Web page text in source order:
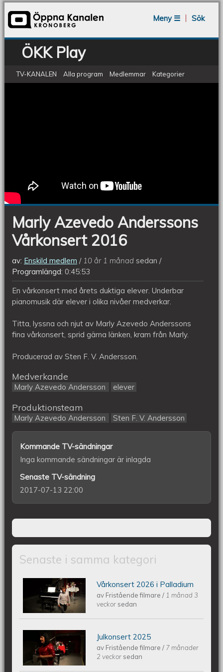
Meny ☰
Sök
ÖKK Play
TV-KANALEN Alla program Medlemmar Kategorier
Marly Azevedo Anderssons
Vårkonsert 2016
av: Enskild medlem 10 år 1 månad sedan
Programlängd: 0:45:53
En vårkonsert med årets duktiga elever. Underbar
pianomusik där elever i olika nivåer medverkar.
Titta, lyssna och njut av Marly Azevedo Anderssons
fina vårkonsert, sprid gärna länken, kram från Marly.
Producerad av Sten F. V. Andersson.
Medverkande
Marly Azevedo Andersson elever
Produktionsteam
Marly Azevedo Andersson Sten F. V. Andersson
Kommande TV-sändningar
Inga kommande sändningar är inlagda
Senaste TV-sändning
2017-07-13 22:00
Senaste i samma kategori
Piano Marly Azevedo Andersson
Vårkonsert PALLADIUM 2026 06 10
Vårkonsert 2026 i Palladium
av Fristående filmare/ 1 månad 3
veckor sedan
Piano Marly Azevedo Andersson
Julkonsert PALLADIUM 251206
Julkonsert 2025
av Fristående filmare/ 7 månader
2 veckor sedan